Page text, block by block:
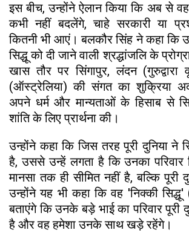
इस बीच, उन्होंने ऐलान किया कि अब से
कभी नहीं बदलेंगे, चाहे सरकारी या
कितनी भी आएं। बलकौर सिंह ने कहा कि
सिद्धू को दी जाने वाली श्रद्धांजलि के
खास तौर पर सिंगापुर, लंदन
(ऑस्ट्रेलिया) की संगत का शुक्रिया
अपने धर्म और मान्यताओं के हिसाब से
शांति के लिए प्रार्थना की।
उन्होंने कहा कि जिस तरह पूरी दुनिया ने
है, उससे उन्हें लगता है कि उनका परिवार
मानसा तक ही सीमित नहीं है, बल्कि पूरी
उन्होंने यह भी कहा कि वह 'निक्की
बताएंगे कि उनके बड़े भाई का परिवार
है और वह हमेशा उनके साथ खड़े रहेंगे।